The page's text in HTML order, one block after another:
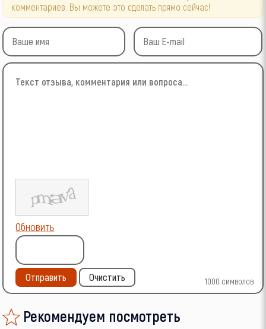
комментариев. Вы можете это сделать прямо сейчас!
1000 символов
Обновить
Отправить Очистить
Рекомендуем посмотреть